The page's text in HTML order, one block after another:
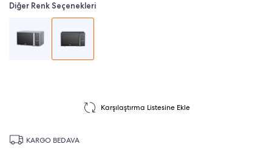
Diğer Renk Seçenekleri
Karşılaştırma Listesine Ekle
KARGO BEDAVA